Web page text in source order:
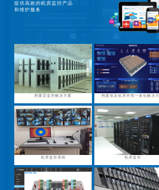
提供高效的机房监控产品
和维护服务
档案室监控解决方案 档案馆及机房环境一体化解决
机房监控系统 机房监控